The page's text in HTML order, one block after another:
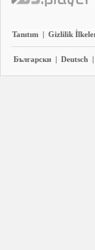
Tanıtım | Gizlilik
Български | Deutsch |